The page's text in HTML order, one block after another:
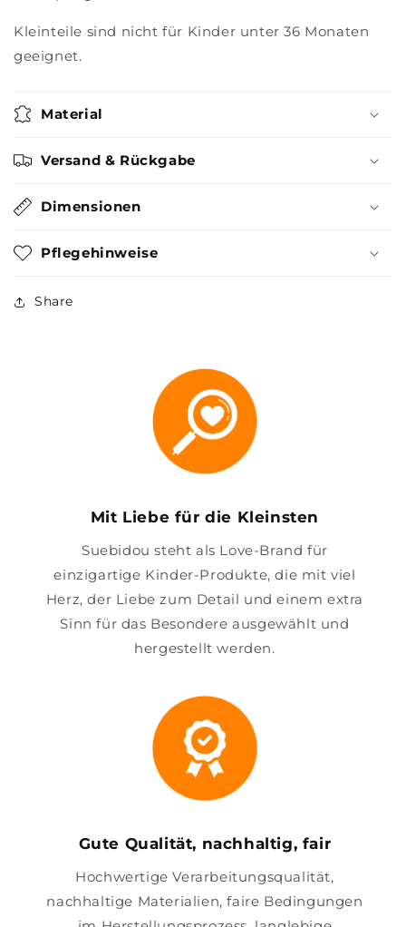
Kleinteile sind nicht für Kinder unter 36 Monaten
geeignet.
Material
Versand & Rückgabe
Dimensionen
Pflegehinweise
Share
Mit Liebe für die Kleinsten
Suebidou steht als Love-Brand für
einzigartige Kinder-Produkte, die mit viel
Herz, der Liebe zum Detail und einem extra
Sinn für das Besondere ausgewählt und
hergestellt werden.
Gute Qualität, nachhaltig, fair
Hochwertige Verarbeitungsqualität,
nachhaltige Materialien, faire Bedingungen